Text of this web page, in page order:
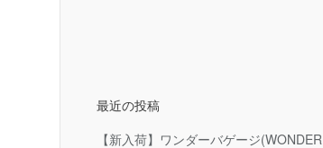
最近の投稿
【新入荷】ワンダーバゲージ(WONDER